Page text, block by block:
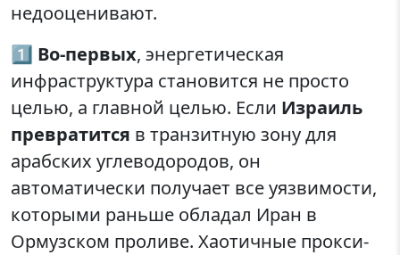
недооценивают.
1️⃣ Во-первых, энергетическая
инфраструктура становится не просто
целью, а главной целью. Если Израиль
превратится в транзитную зону для
арабских углеводородов, он
автоматически получает все уязвимости,
которыми раньше обладал Иран в
Ормузском проливе. Хаотичные прокси-